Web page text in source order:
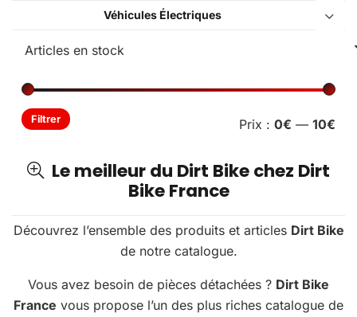
Véhicules Électriques
Filtrer Prix : 0€ — 10€
Le meilleur du Dirt Bike chez Dirt
Bike France
Découvrez l’ensemble des produits et articles Dirt Bike
de notre catalogue.
Vous avez besoin de pièces détachées ? Dirt Bike
France vous propose l’un des plus riches catalogue de